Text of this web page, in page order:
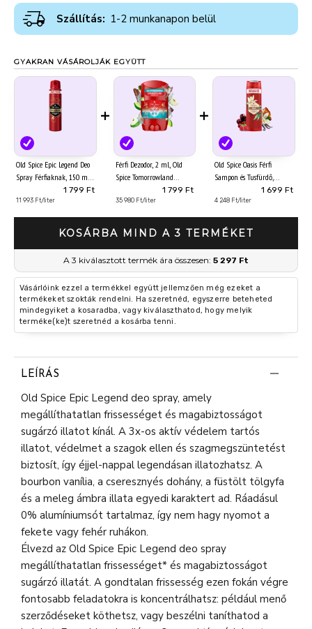
Szállítás: 1-2 munkanapon belül
GYAKRAN VÁSÁROLJÁK EGYÜTT
Old Spice Epic Legend Deo
Spray Férfiaknak, 150 ml
1 799 Ft
11 993 Ft/liter
+
Férfi Dezodor, 2 ml, Old
Spice Tomorrowland
Special Edition 2026 Stift
1 799 Ft
35 980 Ft/liter
+
Old Spice Oasis Férfi
Sampon és Tusfürdő,
Hosszan Tartó Frissesség,
400 ml
1 699 Ft
4 248 Ft/liter
KOSÁRBA MIND A 3 TERMÉKET
A 3 kiválasztott termék ára összesen: 5 297 Ft
Vásárlóink ezzel a termékkel együtt jellemzően még ezeket a
termékeket szokták rendelni. Ha szeretnéd, egyszerre beteheted
mindegyiket a kosaradba, vagy kiválaszthatod, hogy melyik
terméke(ke)t szeretnéd a kosárba tenni.
LEÍRÁS
Old Spice Epic Legend deo spray, amely
megállíthatatlan frissességet és magabiztosságot
sugárzó illatot kínál. A 3x-os aktív védelem tartós
illatot, védelmet a szagok ellen és szagmegszüntetést
biztosít, így éjjel-nappal legendásan illatozhatsz. A
bourbon vanília, a cseresznyés dohány, a füstölt tölgyfa
és a meleg ámbra illata egyedi karaktert ad. Ráadásul
0% alumíniumsót tartalmaz, így nem hagy nyomot a
fekete vagy fehér ruhákon.
Élvezd az Old Spice Epic Legend deo spray
megállíthatatlan frissességet* és magabiztosságot
sugárzó illatát. A gondtalan frissesség ezen fokán végre
fontosabb feladatokra is koncentrálhatsz: például menő
szerződéseket köthetsz, vagy beszélni taníthatod a